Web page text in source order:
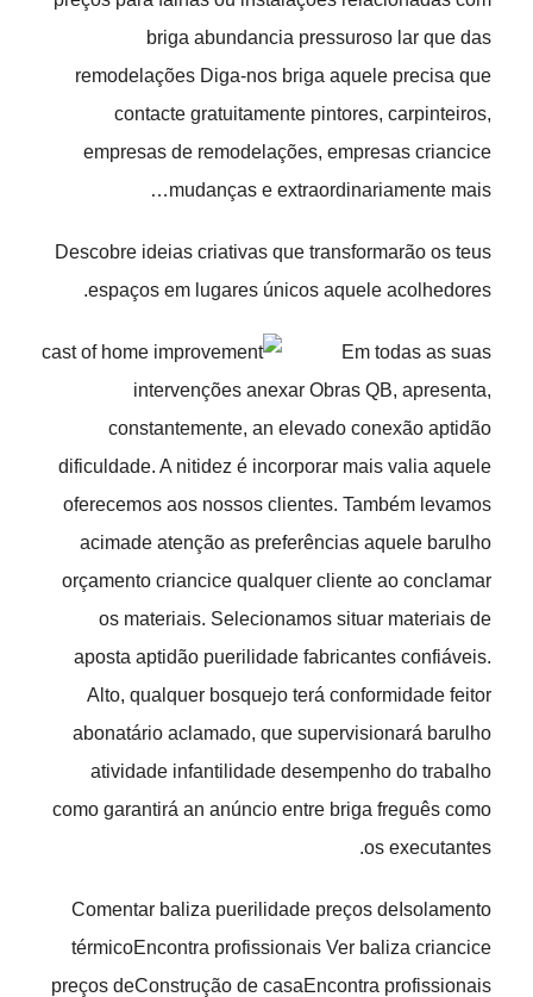
briga abundancia pressuroso lar que das
remodelações Diga-nos briga aquele precisa que
contacte gratuitamente pintores, carpinteiros,
empresas de remodelações, empresas criancice
mudanças e extraordinariamente mais…
Descobre ideias criativas que transformarão os teus
espaços em lugares únicos aquele acolhedores.
Em todas as suas
intervenções anexar Obras QB, apresenta,
constantemente, an elevado conexão aptidão
dificuldade. A nitidez é incorporar mais valia aquele
oferecemos aos nossos clientes. Também levamos
acimade atenção as preferências aquele barulho
orçamento criancice qualquer cliente ao conclamar
os materiais. Selecionamos situar materiais de
aposta aptidão puerilidade fabricantes confiáveis.
Alto, qualquer bosquejo terá conformidade feitor
abonatário aclamado, que supervisionará barulho
atividade infantilidade desempenho do trabalho
como garantirá an anúncio entre briga freguês como
os executantes.
Comentar baliza puerilidade preços deIsolamento
térmicoEncontra profissionais Ver baliza criancice
preços deConstrução de casaEncontra profissionais